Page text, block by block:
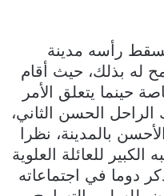
رأسه مدينة
له بذلك، حيث أقام
حينما يتعلق الأمر
الحسن الثاني،
بالمدينة، نظرا
الكبير للعائلة العلوية
دوما في اجتماعاته